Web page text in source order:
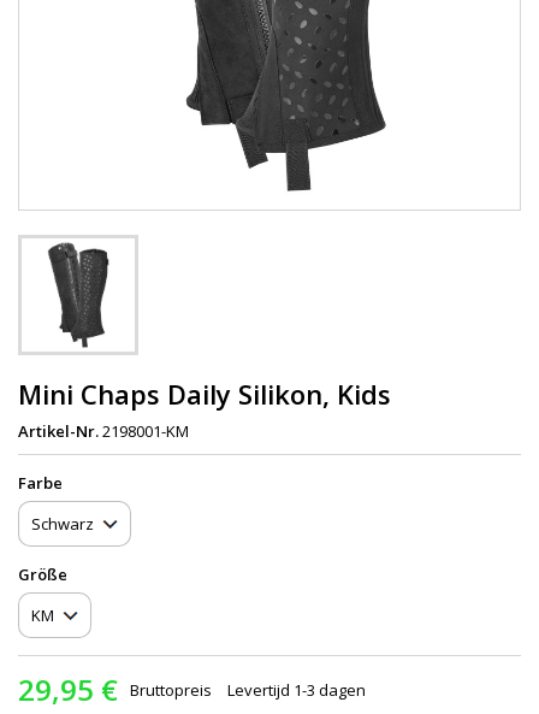
Mini Chaps Daily Silikon, Kids
Artikel-Nr.2198001-KM
Farbe
Größe
29,95 € Bruttopreis Levertijd 1-3 dagen